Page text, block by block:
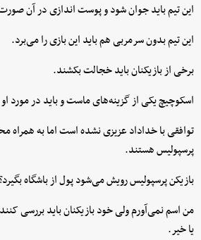
این تیم باید جوان شود و پوست اندازی در آن
این تیم بدون سرمربی هم باید این بازی را می‌برد.
برخی از بازیکنان باید خجالت بکشند.
اسکوچیچ یکی از گزینه‌های ماست و باید در مورد
توافقی با خداداد عزیزی نشده است اما به همراه
پرسپولیس هستند.
بازیکن پرسپولیس رویش می‌شود پول از باشگاه
من اسم نمی‌آورم ولی خود بازیکنان باید بررسی
یا خیر.